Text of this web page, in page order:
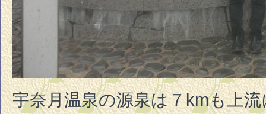
宇奈月温泉の源泉は７kmも上